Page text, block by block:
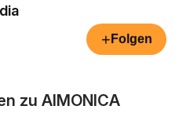
+ Folgen
zu AIMONICA